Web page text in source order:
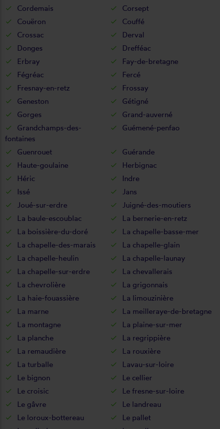
Cordemais
Corsept
Couëron
Couffé
Crossac
Derval
Donges
Drefféac
Erbray
Fay-de-bretagne
Fégréac
Fercé
Fresnay-en-retz
Frossay
Geneston
Gétigné
Gorges
Grand-auverné
Grandchamps-des-
fontaines
Guémené-penfao
Guenrouet
Guérande
Haute-goulaine
Herbignac
Héric
Indre
Issé
Jans
Joué-sur-erdre
Juigné-des-moutiers
La baule-escoublac
La bernerie-en-retz
La boissière-du-doré
La chapelle-basse-mer
La chapelle-des-marais
La chapelle-glain
La chapelle-heulin
La chapelle-launay
La chapelle-sur-erdre
La chevallerais
La chevrolière
La grigonnais
La haie-fouassière
La limouzinière
La marne
La meilleraye-de-bretagne
La montagne
La plaine-sur-mer
La planche
La regrippière
La remaudière
La rouxière
La turballe
Lavau-sur-loire
Le bignon
Le cellier
Le croisic
Le fresne-sur-loire
Le gâvre
Le landreau
Le loroux-bottereau
Le pallet